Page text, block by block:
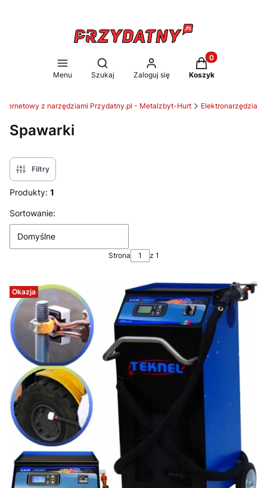
Menu
Otwórz wyszukiwarkę
Szukaj Zaloguj się
Produkty w
Koszyk
z narzędziami Przydatny.pl - Metalzbyt-Hurt Elektronarzędzia
Spawarki
Filtry
Produkty: 1
Lista produktów
Sortowanie:
Domyślne
Strona z 1
Okazja